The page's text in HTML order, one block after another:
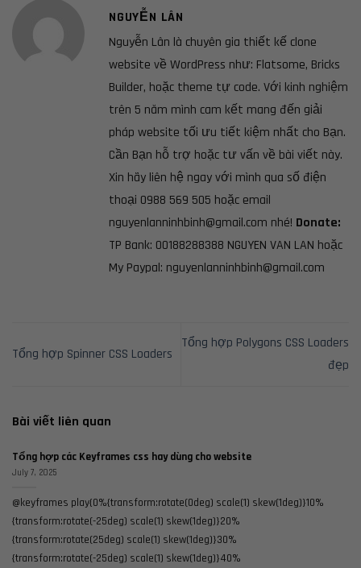
NGUYỄN LÂN
Nguyễn Lân là chuyên gia thiết kế clone
website về WordPress như: Flatsome, Bricks
Builder, hoặc theme tự code. Với kinh nghiệm
trên 5 năm mình cam kết mang đến giải
pháp website tối ưu tiết kiệm nhất cho Bạn.
Cần Bạn hỗ trợ hoặc tư vấn về bài viết này.
Xin hãy liên hệ ngay với mình qua số điện
thoại 0988 569 505 hoặc email
nguyenlanninhbinh@gmail.com nhé! Donate:
TP Bank: 00188288388 NGUYEN VAN LAN hoặc
My Paypal: nguyenlanninhbinh@gmail.com
Tổng hợp Spinner CSS Loaders
Tổng hợp Polygons CSS Loaders
đẹp
Bài viết liên quan
Tổng hợp các Keyframes css hay dùng cho website
July 7, 2025
@keyframes play{0%{transform:rotate(0deg) scale(1) skew(1deg)}10%
{transform:rotate(-25deg) scale(1) skew(1deg)}20%
{transform:rotate(25deg) scale(1) skew(1deg)}30%
{transform:rotate(-25deg) scale(1) skew(1deg)}40%